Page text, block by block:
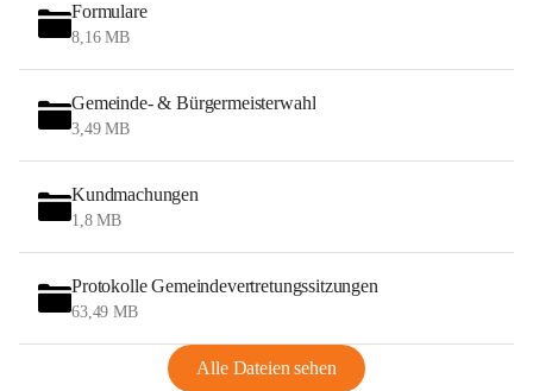
Formulare
8,16 MB
Gemeinde- & Bürgermeisterwahl
3,49 MB
Kundmachungen
1,8 MB
Protokolle Gemeindevertretungssitzungen
63,49 MB
Alle Dateien sehen